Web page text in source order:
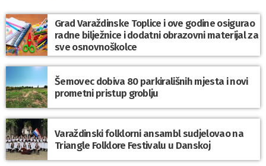
Grad Varaždinske Toplice i ove godine osigurao
radne bilježnice i dodatni obrazovni materijal za
sve osnovnoškolce
Šemovec dobiva 80 parkirališnih mjesta i novi
prometni pristup groblju
Varaždinski folklorni ansambl sudjelovao na
Triangle Folklore Festivalu u Danskoj